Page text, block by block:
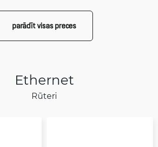
parādīt visas preces
Ethernet
Rūteri